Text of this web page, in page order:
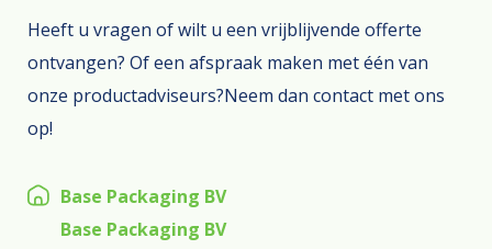
Heeft u vragen of wilt u een vrijblijvende offerte
ontvangen? Of een afspraak maken met één van
onze productadviseurs?Neem dan contact met ons
op!
Base Packaging BV
Base Packaging BV